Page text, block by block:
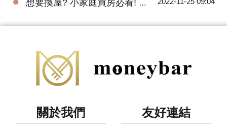
想要換屋? 小家庭買房必看! 預售屋三房全解析
關於我們 友好連結